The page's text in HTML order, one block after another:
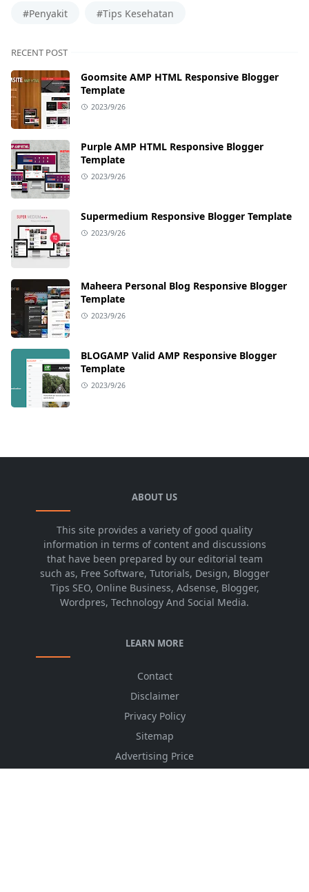
#Penyakit #Tips Kesehatan
RECENT POST
Goomsite AMP HTML Responsive Blogger
Template
2023/9/26
Purple AMP HTML Responsive Blogger
Template
2023/9/26
Supermedium Responsive Blogger Template
2023/9/26
Maheera Personal Blog Responsive Blogger
Template
2023/9/26
BLOGAMP Valid AMP Responsive Blogger
Template
2023/9/26
ABOUT US
This site provides a variety of good quality
information in terms of content and discussions
that have been prepared by our editorial team
such as, Free Software, Tutorials, Design, Blogger
Tips SEO, Online Business, Adsense, Blogger,
Wordpres, Technology And Social Media.
LEARN MORE
Contact
Disclaimer
Privacy Policy
Sitemap
Advertising Price